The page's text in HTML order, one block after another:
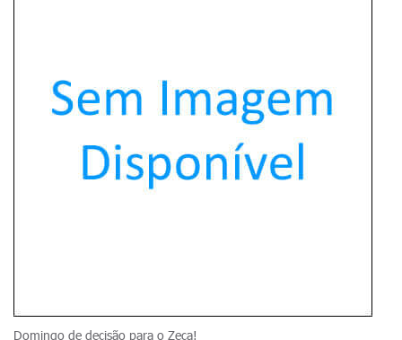
Domingo de decisão para o Zeca!